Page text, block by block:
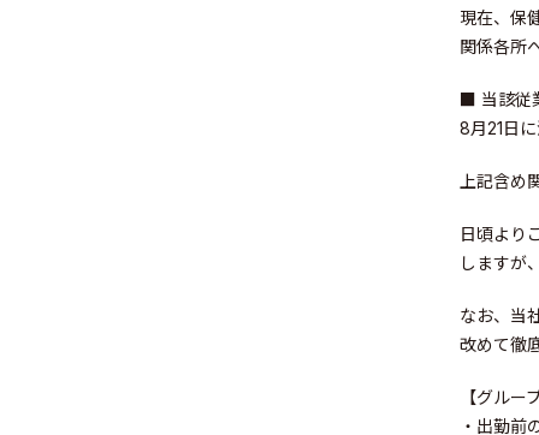
Investor
現在、保
関係各所
■ 当該従
8月21日
上記含め
日頃より
しますが
なお、当
改めて徹
【グルー
・出勤前